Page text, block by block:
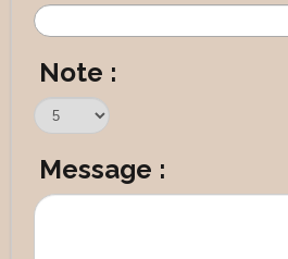
Note :
Message :